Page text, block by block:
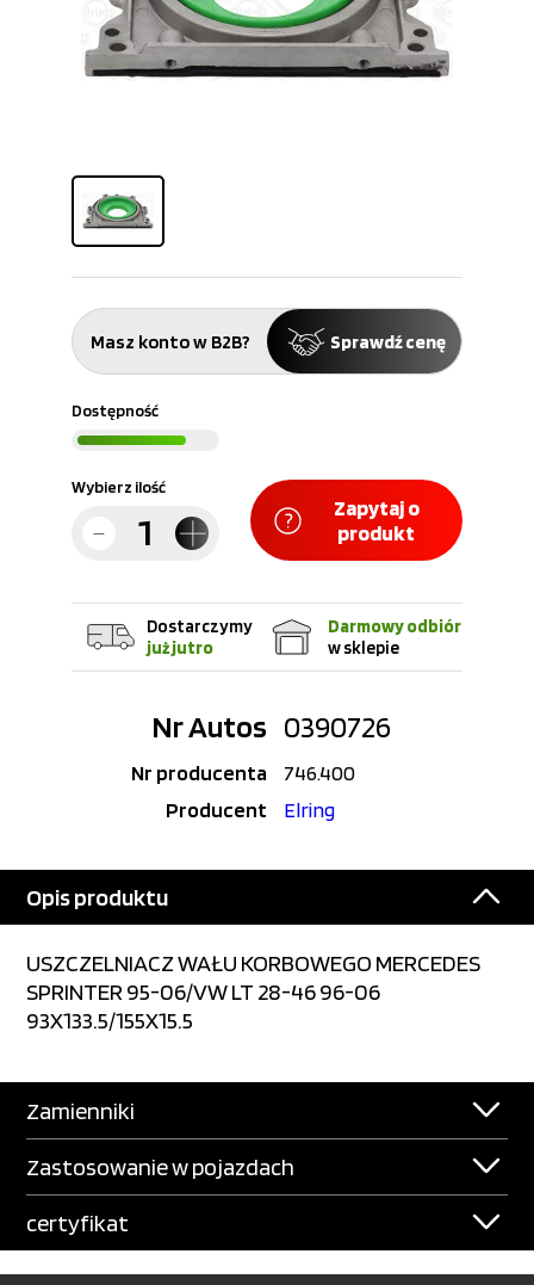
Masz konto w B2B? Sprawdź cenę
Dostępność
Wybierz ilość
Zapytaj o
produkt
Dostarczymy
już jutro
Darmowy odbiór
w sklepie
Nr Autos 0390726
Nr producenta
746.400
Producent
Elring
Opis produktu
USZCZELNIACZ WAŁU KORBOWEGO MERCEDES
SPRINTER 95-06/VW LT 28-46 96-06
93X133.5/155X15.5
Zamienniki
Zastosowanie w pojazdach
certyfikat